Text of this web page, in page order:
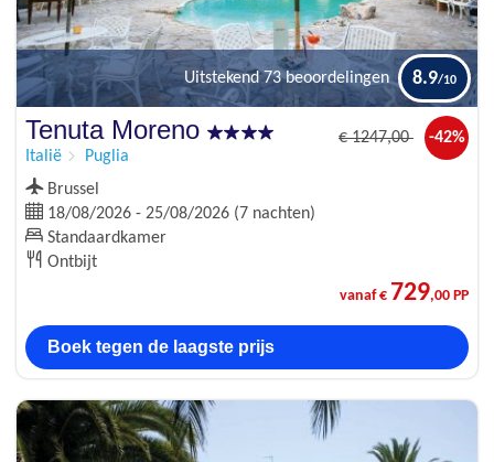
Uitstekend 73 beoordelingen 8.9
Tenuta Moreno
Italië Puglia
€1247,00 -42%
Brussel
18/08/2026 - 25/08/2026 (7 nachten)
Standaardkamer
Ontbijt
vanaf € 729,00 PP
Boek tegen de laagste prijs